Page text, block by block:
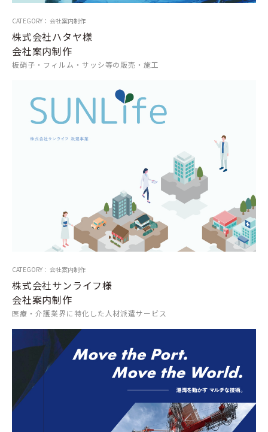
CATEGORY： 会社案内制作
株式会社ハタヤ様
会社案内制作
板硝子・フィルム・サッシ等の販売・施工
CATEGORY： 会社案内制作
株式会社サンライフ様
会社案内制作
医療・介護業界に特化した人材派遣サービス